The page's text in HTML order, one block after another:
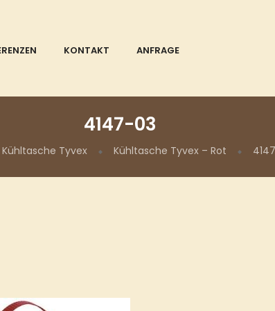
KONTAKT ANFRAGE
4147-03
Kühltasche Tyvex Kühltasche Tyvex – Rot